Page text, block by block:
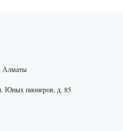
Алматы
Юных пионеров, д. 85